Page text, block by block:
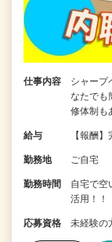
仕事内容
シャープ
なたでも
修体制も
給与 【報酬
勤務地 ご自宅
勤務時間
自宅で
活用！！
応募資格 未経験の